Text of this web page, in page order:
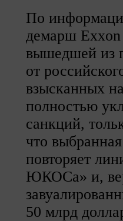
По
демарш Exxon
вышедшей из
от
взысканных
полностью
санкций,
что
повторяет
ЮКОСа» и,
50 млрд